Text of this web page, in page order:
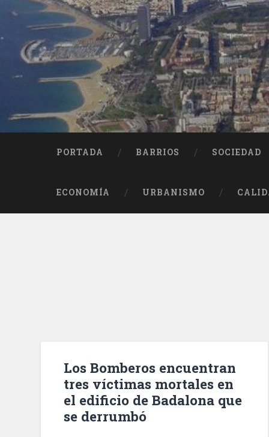
contenido
Buscar
PORTADA BARRIOS SOCIEDAD
ECONOMÍA URBANISMO
Los Bomberos encuentran
tres víctimas mortales en
el edificio de Badalona que
se derrumbó